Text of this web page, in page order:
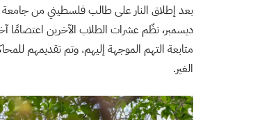
بعد إطلاق النار على طالب فلسطيني من جامعة
ديسمبر، نظّم عشرات الطلاب الآخرين اعتصامًا
متابعة التهم الموجهة إليهم. وتم تقديمهم
الغير.